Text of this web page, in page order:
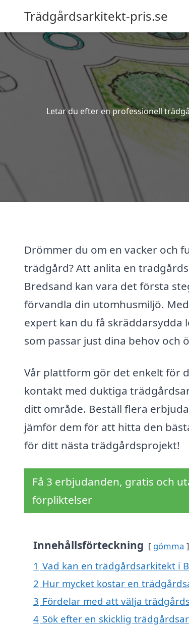
Trädgårdsarkitekt-pris.se
Letar du efter en professionell
Drömmer du om en vacker och
trädgård? Att anlita en
Bredsand kan vara det första
förvandla din utomhusmiljö.
expert kan du få skräddarsydda
som passar just dina behov och
Vår plattform gör det enkelt för
kontakt med duktiga
ditt område. Beställ flera
jämför dem för att hitta den
för ditt nästa trädgårdsprojekt!
Få 3 erbjudanden, gratis och
förpliktelser
Innehållsförteckning gömma
1 Vad kan en trädgårdsarkitekt i
2 Hur mycket kostar en
3 Fördelar med att välja
4 Sök efter en skicklig